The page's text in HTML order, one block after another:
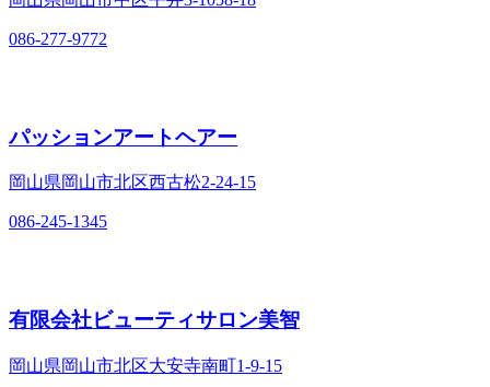
086-277-9772
パッションアートヘアー
岡山県岡山市北区西古松2‐24‐15
086-245-1345
有限会社ビューティサロン美智
岡山県岡山市北区大安寺南町1‐9‐15